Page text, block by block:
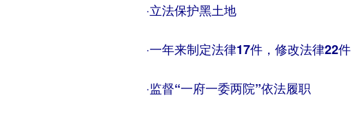
·立法保护黑土地
·一年来制定法律17件，修改法律22件
·监督“一府一委两院”依法履职